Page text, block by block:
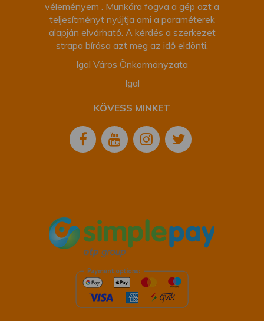
véleményem . Munkára fogva a gép azt a
teljesítményt nyújtja ami a paraméterek
alapján elvárható. A kérdés a szerkezet
strapa bírása azt meg az idő eldönti.
Igal Város Önkormányzata
Igal
KÖVESS MINKET